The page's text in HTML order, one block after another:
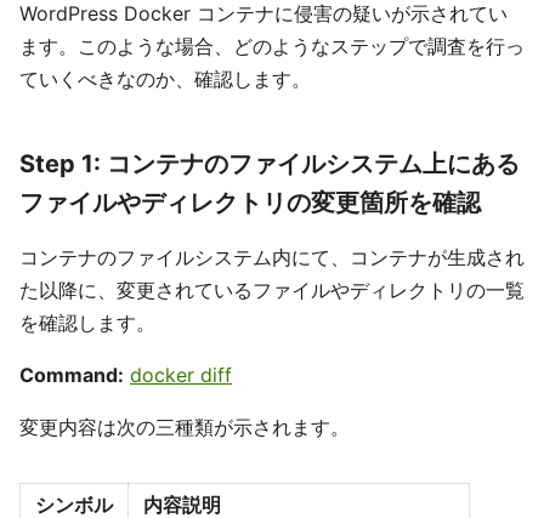
WordPress Docker コンテナに侵害の疑いが示されてい
ます。このような場合、どのようなステップで調査を行っ
ていくべきなのか、確認します。
Step 1: コンテナのファイルシステム上にある
ファイルやディレクトリの変更箇所を確認
コンテナのファイルシステム内にて、コンテナが生成され
た以降に、変更されているファイルやディレクトリの一覧
を確認します。
Command: docker diff
変更内容は次の三種類が示されます。
シンボル 内容説明